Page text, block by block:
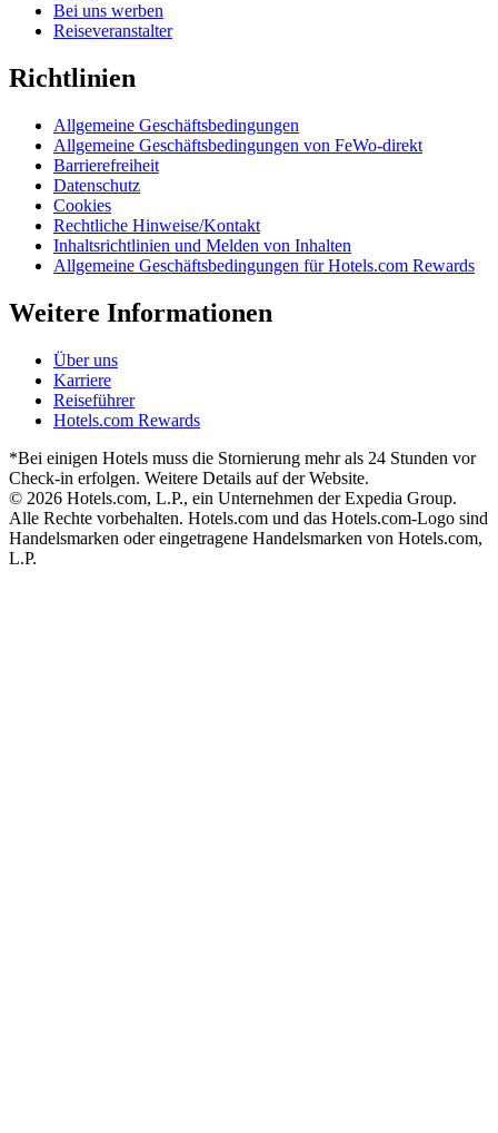
Bei uns werben
Reiseveranstalter
Richtlinien
Allgemeine Geschäftsbedingungen
Allgemeine Geschäftsbedingungen von FeWo-direkt
Barrierefreiheit
Datenschutz
Cookies
Rechtliche Hinweise/Kontakt
Inhaltsrichtlinien und Melden von Inhalten
Allgemeine Geschäftsbedingungen für Hotels.com Rewards
Weitere Informationen
Über uns
Karriere
Reiseführer
Hotels.com Rewards
*Bei einigen Hotels muss die Stornierung mehr als 24 Stunden vor
Check-in erfolgen. Weitere Details auf der Website.
© 2026 Hotels.com, L.P., ein Unternehmen der Expedia Group.
Alle Rechte vorbehalten. Hotels.com und das Hotels.com-Logo sind
Handelsmarken oder eingetragene Handelsmarken von Hotels.com,
L.P.